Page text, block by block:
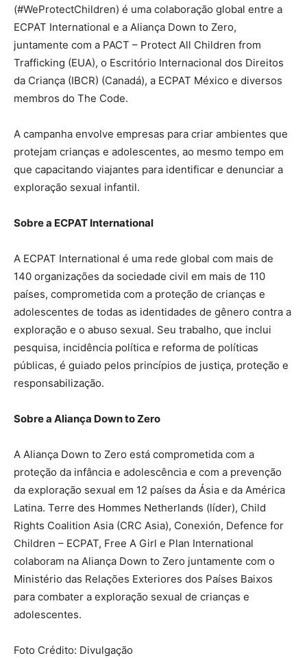
(#WeProtectChildren) é uma colaboração global entre a
ECPAT International e a Aliança Down to Zero,
juntamente com a PACT – Protect All Children from
Trafficking (EUA), o Escritório Internacional dos Direitos
da Criança (IBCR) (Canadá), a ECPAT México e diversos
membros do The Code.
A campanha envolve empresas para criar ambientes que
protejam crianças e adolescentes, ao mesmo tempo em
que capacitando viajantes para identificar e denunciar a
exploração sexual infantil.
Sobre a ECPAT International
A ECPAT International é uma rede global com mais de
140 organizações da sociedade civil em mais de 110
países, comprometida com a proteção de crianças e
adolescentes de todas as identidades de gênero contra a
exploração e o abuso sexual. Seu trabalho, que inclui
pesquisa, incidência política e reforma de políticas
públicas, é guiado pelos princípios de justiça, proteção e
responsabilização.
Sobre a Aliança Down to Zero
A Aliança Down to Zero está comprometida com a
proteção da infância e adolescência e com a prevenção
da exploração sexual em 12 países da Ásia e da América
Latina. Terre des Hommes Netherlands (líder), Child
Rights Coalition Asia (CRC Asia), Conexión, Defence for
Children – ECPAT, Free A Girl e Plan International
colaboram na Aliança Down to Zero juntamente com o
Ministério das Relações Exteriores dos Países Baixos
para combater a exploração sexual de crianças e
adolescentes.
Foto Crédito: Divulgação